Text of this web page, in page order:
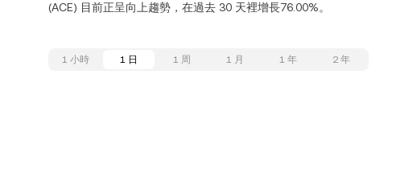
(ACE) 目前正呈向上趨勢，在過去 30 天裡增長76.00%。
1 小時 1 日 1 周 1 月 1 年 2 年